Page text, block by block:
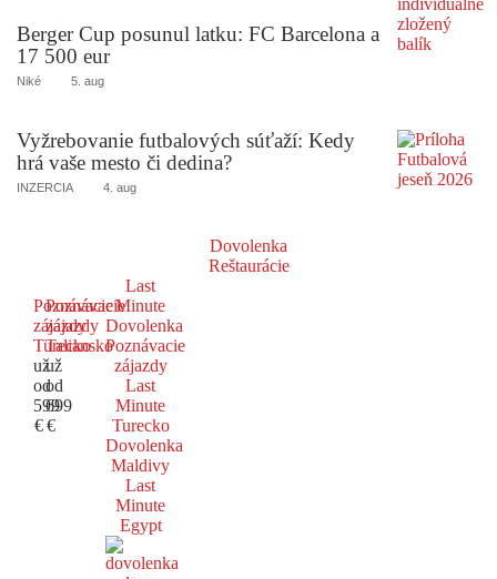
Berger Cup posunul latku: FC Barcelona a
17 500 eur
Niké 5. aug
Vyžrebovanie futbalových súťaží: Kedy
hrá vaše mesto či dedina?
INZERCIA 4. aug
Dovolenka
Reštaurácie
Poznávacie
zájazdy
Turecko
už
od
599
€
Poznávacie
zájazdy
Taliansko
už
od
699
€
Last
Minute
Dovolenka
Poznávacie
zájazdy
Last
Minute
Turecko
Dovolenka
Maldivy
Last
Minute
Egypt